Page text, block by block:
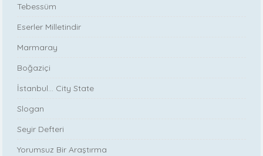
Tebessüm
Eserler Milletindir
Marmaray
Boğaziçi
İstanbul... City State
Slogan
Seyir Defteri
Yorumsuz Bir Araştırma